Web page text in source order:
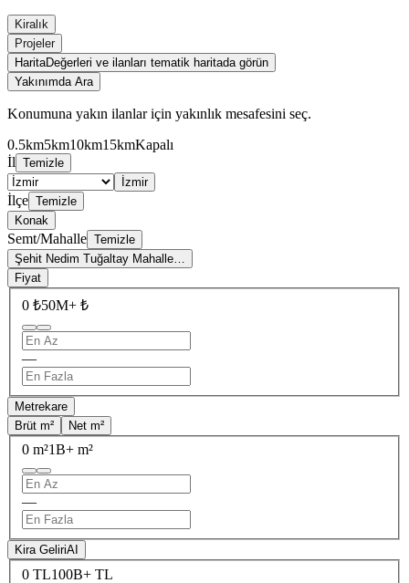
Kiralık
Projeler
HaritaDeğerleri ve ilanları tematik haritada görün
Yakınımda Ara
Konumuna yakın ilanlar için yakınlık mesafesini seç.
0.5km5km10km15kmKapalı
İl Temizle
İzmir
İlçe Temizle
Konak
Semt/Mahalle Temizle
Şehit Nedim Tuğaltay Mahalle…
Fiyat
0 ₺50M+ ₺
—
Metrekare
Brüt m²
Net m²
0 m²1B+ m²
—
Kira GeliriAI
0 TL100B+ TL